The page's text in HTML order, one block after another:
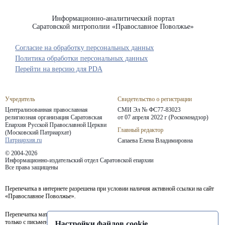
Информационно-аналитический портал
Саратовской митрополии «Православное Поволжье»
Учредитель
Централизованная православная
религиозная организация Саратовская
Епархия Русской Православной Церкви
(Московский Патриархат)
Патриархия.ru
Свидетельство о регистрации
СМИ Эл № ФС77-83023
от 07 апреля 2022 г (Роскомнадзор)
Главный редактор
Сапаева Елена Владимировна
© 2004-2026
Информационно-издательский отдел Саратовской епархии
Все права защищены
Согласие на обработку персональных данных
Политика обработки персональных данных
Перепечатка в интернете разрешена при условии наличия активной ссылки на сайт
«Православное Поволжье».
Перепечатка материалов портала в печатных изданиях (книгах, прессе) возможна
только с письменного разрешения редакции.
Перейти на версию для PDA